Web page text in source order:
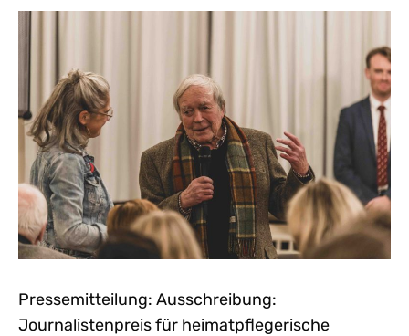
Pressemitteilung: Ausschreibung:
Journalistenpreis für heimatpflegerische